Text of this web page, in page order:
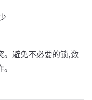
。避免不必要的锁,数